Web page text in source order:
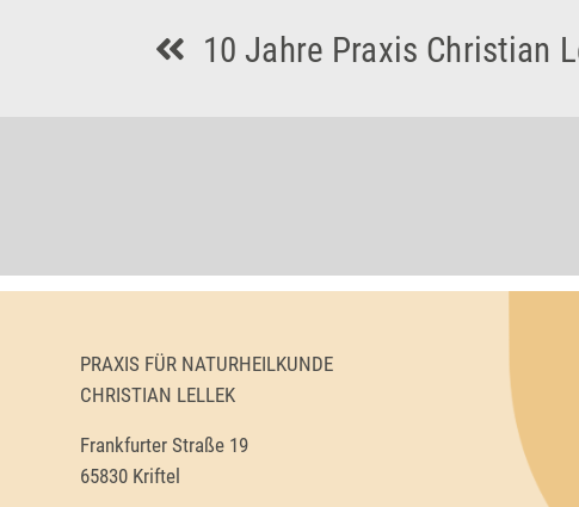
10 Jahre Praxis Christian
PRAXIS FÜR NATURHEILKUNDE
CHRISTIAN LELLEK
Frankfurter Straße 19
65830 Kriftel